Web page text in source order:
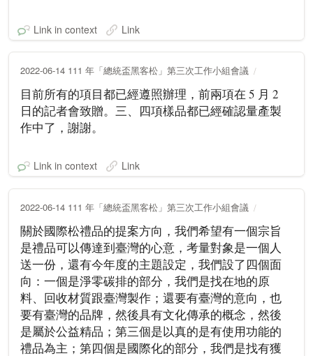
Link in context Link
2022-06-14 111 年「總統盃黑客松」第三次工作小組會議
目前所有的項目都已經遵照辦理，前兩項在 5 月 2
日的記者會致贈。三、四項樣品都已經確認量產製
作中了，謝謝。
Link in context Link
2022-06-14 111 年「總統盃黑客松」第三次工作小組會議
關於國際松禮品的提案方向，我們希望有一個宗旨
是禮品可以傳達到臺灣的心意，考量對象是一個人
送一份，還有今年度的主題設定，我們設了四個面
向：一個是淨零碳排的部分，我們是找在地的原
料、回收材質跟臺灣製作；還要有臺灣的意向，也
要有臺灣的品牌，然後具有文化傳承的概念，然後
是屬於公益精品；第三個是以真的是有使用功能的
禮品為主；第四個是國際化的部分，我們是找有獲